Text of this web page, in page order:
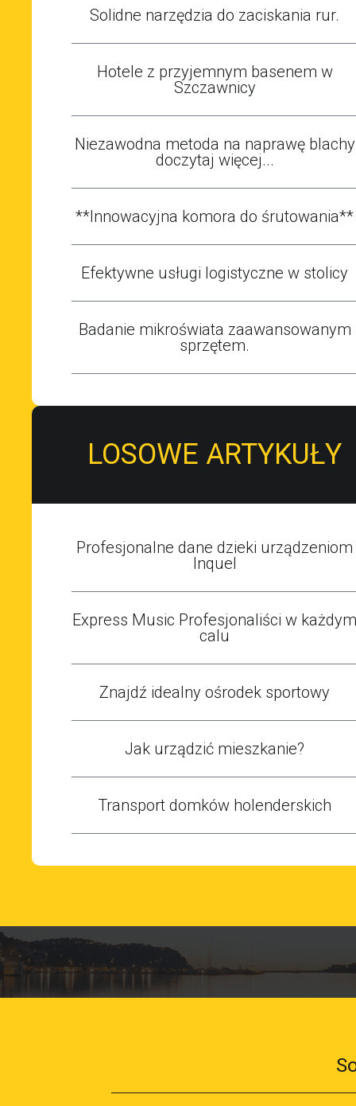
Solidne narzędzia do zaciskania rur.
Hotele z przyjemnym basenem w
Szczawnicy
Niezawodna metoda na naprawę blachy
doczytaj więcej...
**Innowacyjna komora do śrutowania**
Efektywne usługi logistyczne w stolicy
Badanie mikroświata zaawansowanym
sprzętem.
LOSOWE ARTYKUŁY
Profesjonalne dane dzieki urządzeniom
Inquel
Express Music Profesjonaliści w każdym
calu
Znajdź idealny ośrodek sportowy
Jak urządzić mieszkanie?
Transport domków holenderskich